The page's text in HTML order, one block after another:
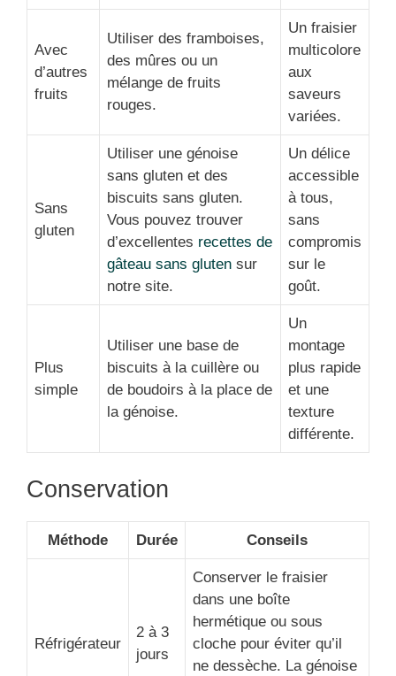
Avec
d’autres
fruits
Utiliser des framboises,
des mûres ou un
mélange de fruits
rouges.
Un fraisier
multicolore
aux
saveurs
variées.
Sans
gluten
Utiliser une génoise
sans gluten et des
biscuits sans gluten.
Vous pouvez trouver
d’excellentes recettes de
gâteau sans gluten sur
notre site.
Un délice
accessible
à tous,
sans
compromis
sur le
goût.
Plus
simple
Utiliser une base de
biscuits à la cuillère ou
de boudoirs à la place de
la génoise.
Un
montage
plus rapide
et une
texture
différente.
Conservation
Méthode Durée Conseils
Réfrigérateur
2 à 3
jours
Conserver le fraisier
dans une boîte
hermétique ou sous
cloche pour éviter qu’il
ne dessèche. La génoise